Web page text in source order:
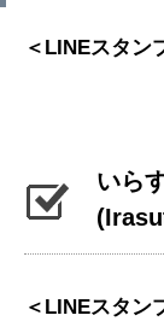
＜LINEスタン
いら
＜LINEスタン